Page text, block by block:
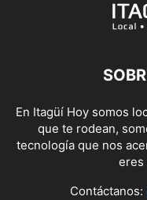
En Itagüí Hoy somos
que te rodean,
tecnología que nos
eres
Contáctanos: